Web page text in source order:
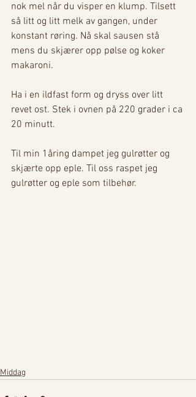
nok mel når du visper en klump. Tilsett
så litt og litt melk av gangen, under
konstant røring. Nå skal sausen stå
mens du skjærer opp pølse og koker
makaroni.
Ha i en ildfast form og dryss over litt
revet ost. Stek i ovnen på 220 grader i ca
20 minutt.
Til min 1åring dampet jeg gulrøtter og
skjærte opp eple. Til oss raspet jeg
gulrøtter og eple som tilbehør.
Middag